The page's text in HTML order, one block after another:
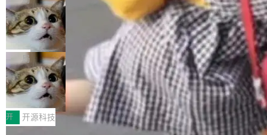
现实 过去两年，CIO们的焦虑清单上多了两项：
一是如何让大模型和智能体应用安全地从PoC走
向生产，二是如何让测试团队跟得上AI应用...
设置，如果用布尔值 + 可空字段来表示——bool
ean 表示是否可切换，nullable 的默认模式、浅
色方案、深色方案——会产生大量无意义的组
合。方案缺了、配置冲突了、全 null 了。要知道
哪些组合有效，作者说，你得靠"文档、校验、或
者部落知识"。 换个写法。Rust 的 enum，两个
变体：Switchable...
个"AI 知识库 + 聊天机器人"——每个大厂都在
做，没什么新鲜的。 但 Kenton Varda 在 Twitte
r 上把事情说清楚了： 今天我们发布了 Cloudfla
re OS，一个带连接器的聊天机器人，跟其他所
有科技公司做的一样。只不过，实际上它不一
样。这是 Sandstorm.io 的重制版，我十年前的
那个创业公司。不同的是，这次它构建在 Cloudf
lare Workers 上——我花了九年时间搭建的平台
——并且深度集成了 AI。这基本上是我十年秘密
Deno 团队开源 Celld，可自托管的分
布式 Durable Objects
Ryan Dahl 领导的 Deno 团队推出了最新开源项
目 Celld，一个能在自己机器上运行 Cloudflare
Workers 和 Durable Objects 的守护进程。 设
计思路很直接：每个对象是一个独立的 SQLite
数据库，按名称寻址，复制到你自己的 S3 兼容
存储库里。节点之间只通过这个存储库协调——
没有控制平面，没有共识协议。每个对象自带一
局
鲁大师7月新机性能/流畅/AI榜：vivo夺
性能、流畅双第一，三星Galaxy Z系列
新折叠缺席
2026年7月的手机市场，由于存储等硬件成本暴
增，手机厂商的日子也不好过啊，新机速度明显
放缓，因此硝烟味淡了许多。新机参数规格除开
开 开源科技